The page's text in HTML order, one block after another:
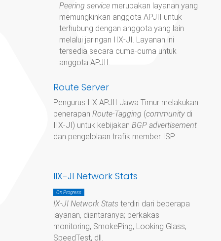
Peering servicemerupakan layanan yang
memungkinkan anggota APJII untuk
terhubung dengan anggota yang lain
melalui jaringan IIX-JI. Layanan ini
tersedia secara cuma-cuma untuk
anggota APJII.
Route Server
Pengurus IIX APJII Jawa Timur melakukan
penerapan Route-Tagging (communitydi
IIX-JI) untuk kebijakan BGP advertisement
dan pengelolaan trafik member ISP.
IIX-JI Network Stats
On Progress
IX-JI Network Stats terdiri dari beberapa
layanan, diantaranya; perkakas
monitoring, SmokePing, Looking Glass,
SpeedTest, dll.